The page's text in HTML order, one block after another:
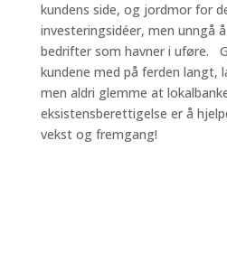
kundens side, og jordmor for
investeringsidéer, men unngå
bedrifter som havner i uføre.
kundene med på ferden langt,
men aldri glemme at
eksistensberettigelse er å
vekst og fremgang!